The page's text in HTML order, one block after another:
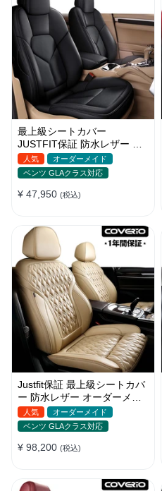
最上級シートカバー
JUSTFIT保証 防水レザー オ
ーダーメイド 通気性 おしゃ
れ 全席セット
人気
オーダーメイド
ベンツ GLAクラス対応
¥ 47,950 (税込)
Justfit保証 最上級シートカバ
ー 防水レザー オーダーメイ
ド 6色 おしゃれ 全席セット
人気
オーダーメイド
ベンツ GLAクラス対応
¥ 98,200 (税込)